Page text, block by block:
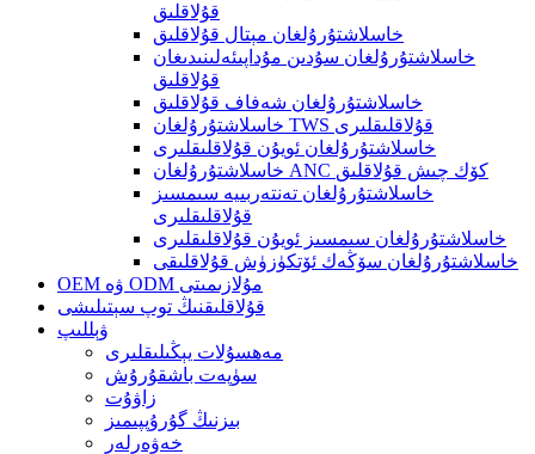
قۇلاقلىق
خاسلاشتۇرۇلغان مېتال قۇلاقلىق
خاسلاشتۇرۇلغان سۇدىن مۇداپىئەلىنىدىغان
قۇلاقلىق
خاسلاشتۇرۇلغان شەفاف قۇلاقلىق
خاسلاشتۇرۇلغان TWS قۇلاقلىقلىرى
خاسلاشتۇرۇلغان ئويۇن قۇلاقلىقلىرى
خاسلاشتۇرۇلغان ANC كۆك چىش قۇلاقلىق
خاسلاشتۇرۇلغان تەنتەربىيە سىمسىز
قۇلاقلىقلىرى
خاسلاشتۇرۇلغان سىمسىز ئويۇن قۇلاقلىقلىرى
خاسلاشتۇرۇلغان سۆڭەك ئۆتكۈزۈش قۇلاقلىقى
OEM ۋە ODM مۇلازىمىتى
قۇلاقلىقنىڭ توپ سېتىلىشى
ۋېللىپ
مەھسۇلات يېڭىلىقلىرى
سۈپەت باشقۇرۇش
زاۋۇت
بىزنىڭ گۇرۇپپىمىز
خەۋەرلەر